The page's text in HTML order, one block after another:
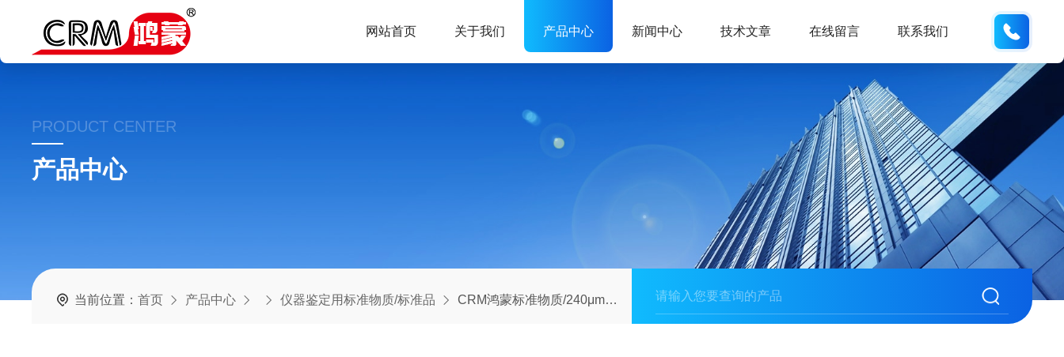
网站首页 关于我们 产品中心 新闻中心 技术文章 在线留言 联系我们
PRODUCT CENTER
产品中心
当前位置：首页 产品中心 仪器鉴定用标准物质/标准品 CRM鸿蒙标准物质/240μm乳胶微粒标准物质 （滤除率）（5瓶起订）2